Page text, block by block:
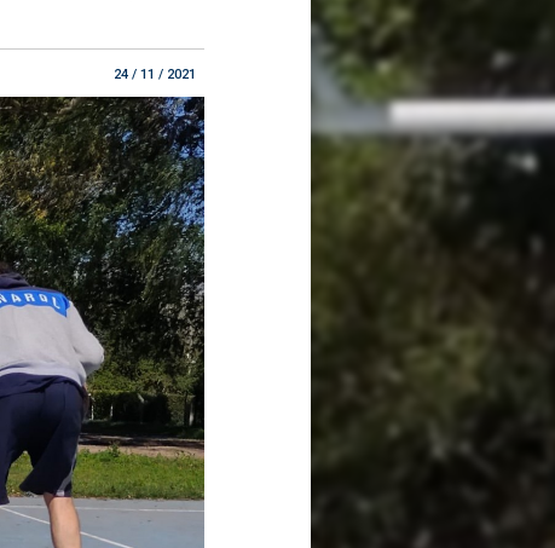
24 / 11 / 2021